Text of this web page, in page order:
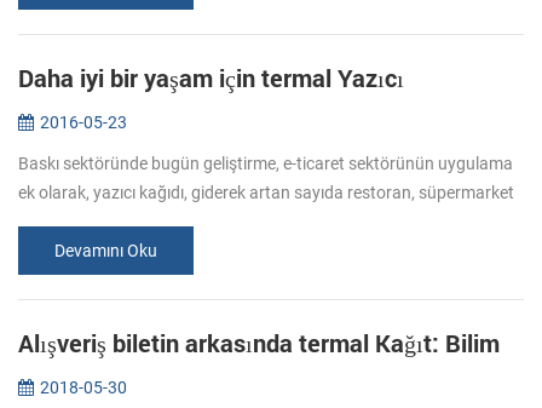
Daha iyi bir yaşam için termal Yazıcı
2016-05-23
Baskı sektöründe bugün geliştirme, e-ticaret sektörünün uygulama
ek olarak, yazıcı kağıdı, giderek artan sayıda restoran, süpermarket
Devamını Oku
Alışveriş biletin arkasında termal Kağıt: Bilim
2018-05-30